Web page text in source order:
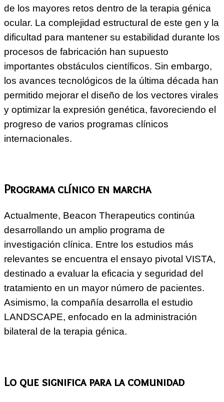
de los mayores retos dentro de la terapia génica
ocular. La complejidad estructural de este gen y la
dificultad para mantener su estabilidad durante los
procesos de fabricación han supuesto
importantes obstáculos científicos. Sin embargo,
los avances tecnológicos de la última década han
permitido mejorar el diseño de los vectores virales
y optimizar la expresión genética, favoreciendo el
progreso de varios programas clínicos
internacionales.
Programa clínico en marcha
Actualmente, Beacon Therapeutics continúa
desarrollando un amplio programa de
investigación clínica. Entre los estudios más
relevantes se encuentra el ensayo pivotal VISTA,
destinado a evaluar la eficacia y seguridad del
tratamiento en un mayor número de pacientes.
Asimismo, la compañía desarrolla el estudio
LANDSCAPE, enfocado en la administración
bilateral de la terapia génica.
Lo que significa para la comunidad